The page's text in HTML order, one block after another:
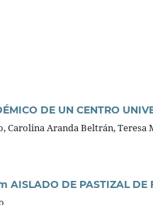
DE UN CENTRO
Carolina Aranda Beltrán, Teresa
DE PASTIZAL DE